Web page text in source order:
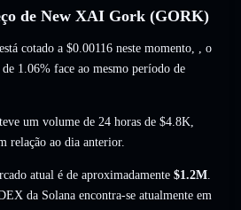
de New XAI Gork (GORK)
cotado a $0.00116 neste momento, , o
de 1.06% face ao mesmo período de
um volume de 24 horas de $4.8K,
relação ao dia anterior.
atual é de aproximadamente $1.2M.
da Solana encontra-se atualmente em